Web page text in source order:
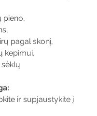
pieno,
pagal skonį,
kepimui,
ir supjaustykite į